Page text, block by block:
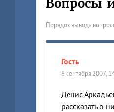
Вопросы
Порядок вывода
Гость
8 сентября 2007,
Денис
рассказать о